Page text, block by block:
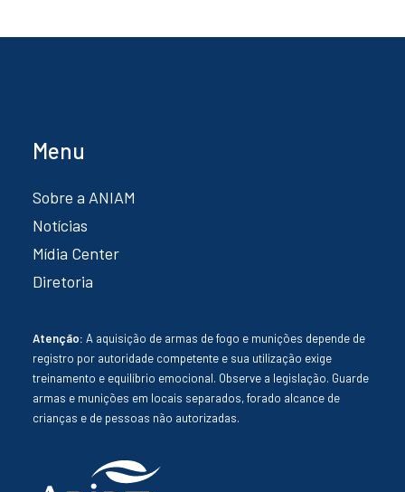
Menu
Sobre a ANIAM
Notícias
Mídia Center
Diretoria
Atenção: A aquisição de armas de fogo e munições depende de
registro por autoridade competente e sua utilização exige
treinamento e equilíbrio emocional. Observe a legislação. Guarde
armas e munições em locais separados, forado alcance de
crianças e de pessoas não autorizadas.